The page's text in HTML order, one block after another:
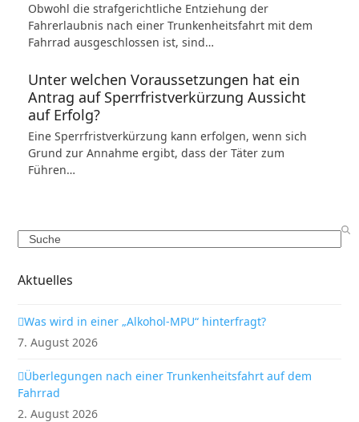
Obwohl die strafgerichtliche Entziehung der
Fahrerlaubnis nach einer Trunkenheitsfahrt mit dem
Fahrrad ausgeschlossen ist, sind…
Unter welchen Voraussetzungen hat ein
Antrag auf Sperrfristverkürzung Aussicht
auf Erfolg?
Eine Sperrfristverkürzung kann erfolgen, wenn sich
Grund zur Annahme ergibt, dass der Täter zum
Führen…
Search
Aktuelles
Was wird in einer „Alkohol-MPU“ hinterfragt?
7. August 2026
Überlegungen nach einer Trunkenheitsfahrt auf dem
Fahrrad
2. August 2026